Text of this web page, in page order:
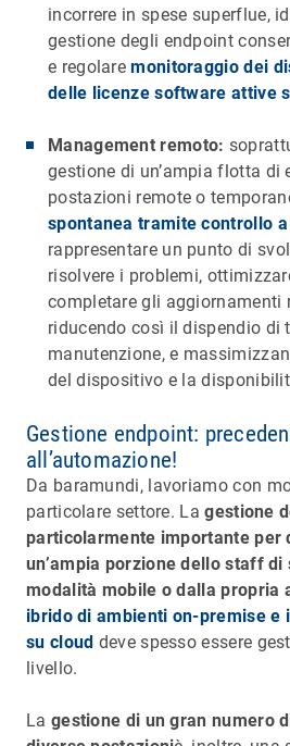
incorrere in spese superflue,
gestione degli endpoint
e regolaremonitoraggio dei
delle licenze software attive
Management remoto:
gestione di un’ampia flotta di
postazioni remote o
spontanea tramite controllo
rappresentare un punto di
risolvere i problemi,
completare gli aggiornamenti
riducendo così il dispendio di
manutenzione, e
del dispositivo e la
Gestione endpoint:
all’automazione!
Da baramundi, lavoriamo con
particolare settore. Lagestione
particolarmente importante per
un’ampia porzione dello staff
modalità mobile o dalla propria
ibrido di ambienti on-premise e
su cloud deve spesso essere
livello.
La gestione di un gran numero